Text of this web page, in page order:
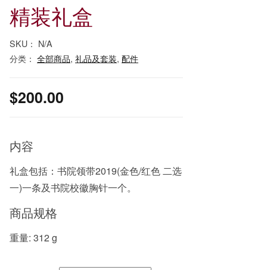
精装礼盒
SKU： N/A
分类： 全部商品, 礼品及套装, 配件
$200.00
内容
礼盒包括：书院领带2019(金色/红色 二选
一)一条及书院校徽胸针一个。
商品规格
重量: 312 g